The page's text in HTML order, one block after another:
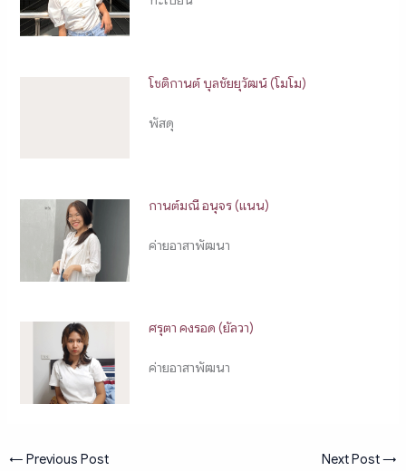
โชติกานต์ บุลชัยยุวัฒน์ (โมโม)
พัสดุ
กานต์มณี อนุจร (แนน)
ค่ายอาสาพัฒนา
ศรุตา คงรอด (ยัลวา)
ค่ายอาสาพัฒนา
← Previous Post Next Post→